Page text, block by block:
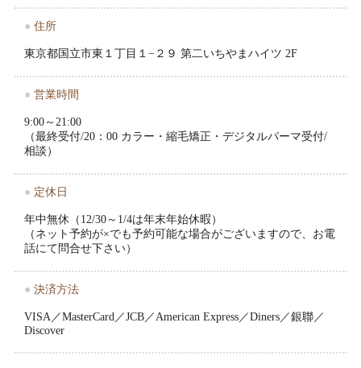
● 住所
東京都国立市東１丁目１−２９ 第二いちやまハイツ 2F
● 営業時間
9:00～21:00
（最終受付/20：00 カラー・縮毛矯正・デジタルパーマ受付/
相談）
● 定休日
年中無休（12/30～1/4は年末年始休暇）
（ネット予約が×でも予約可能な場合がございますので、お電
話にて問合せ下さい）
● 決済方法
VISA／MasterCard／JCB／American Express／Diners／銀聯／
Discover